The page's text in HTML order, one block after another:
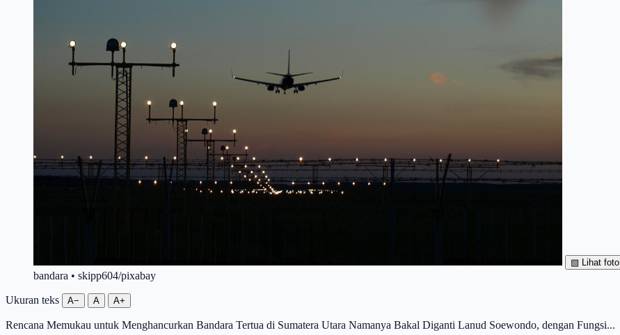
▧ Lihat foto
bandara • skipp604/pixabay
Ukuran teks A− A A+
Rencana Memukau untuk Menghancurkan Bandara Tertua di Sumatera Utara Namanya Bakal Diganti Lanud Soewondo, dengan Fungsi...